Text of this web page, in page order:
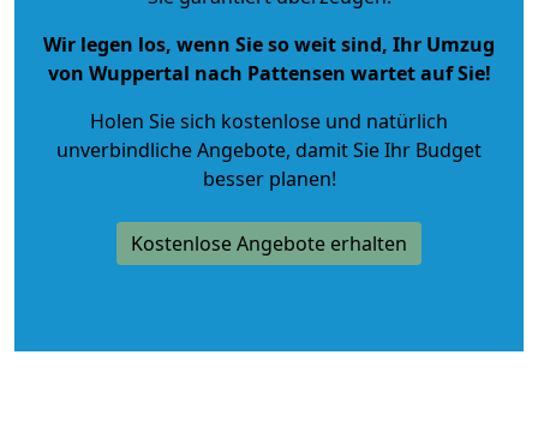
Wir legen los, wenn Sie so weit sind, Ihr Umzug
von Wuppertal nach Pattensen wartet auf Sie!
Holen Sie sich kostenlose und natürlich
unverbindliche Angebote, damit Sie Ihr Budget
besser planen!
Kostenlose Angebote erhalten